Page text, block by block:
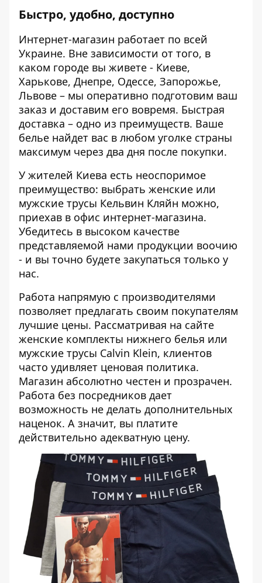
Быстро, удобно, доступно
Интернет-магазин работает по всей
Украине. Вне зависимости от того, в
каком городе вы живете - Киеве,
Харькове, Днепре, Одессе, Запорожье,
Львове – мы оперативно подготовим ваш
заказ и доставим его вовремя. Быстрая
доставка – одно из преимуществ. Ваше
белье найдет вас в любом уголке страны
максимум через два дня после покупки.
У жителей Киева есть неоспоримое
преимущество: выбрать женские или
мужские трусы Кельвин Кляйн можно,
приехав в офис интернет-магазина.
Убедитесь в высоком качестве
представляемой нами продукции воочию
- и вы точно будете закупаться только у
нас.
Работа напрямую с производителями
позволяет предлагать своим покупателям
лучшие цены. Рассматривая на сайте
женские комплекты нижнего белья или
мужские трусы Calvin Klein, клиентов
часто удивляет ценовая политика.
Магазин абсолютно честен и прозрачен.
Работа без посредников дает
возможность не делать дополнительных
наценок. А значит, вы платите
действительно адекватную цену.